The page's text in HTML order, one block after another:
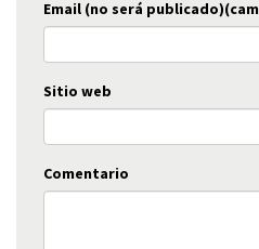
Email (no será
Sitio web
Comentario